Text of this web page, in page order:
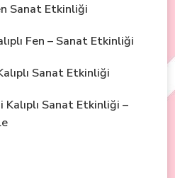
Sanat Etkinliği
Fen – Sanat Etkinliği
Sanat Etkinliği
Sanat Etkinliği –